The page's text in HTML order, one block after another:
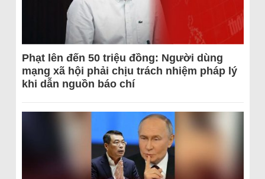
Phạt lên đến 50 triệu đồng: Người dùng
mạng xã hội phải chịu trách nhiệm pháp lý
khi dẫn nguồn báo chí